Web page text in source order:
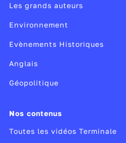
Les grands auteurs
Environnement
Evènements Historiques
Anglais
Géopolitique
Nos contenus
Toutes les vidéos Terminale